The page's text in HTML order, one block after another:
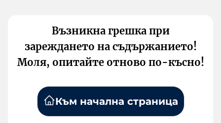
Възникна грешка при
зареждането на съдържанието!
Моля, опитайте отново по-късно!
Към начална страница